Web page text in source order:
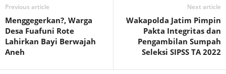
Previous article
Menggegerkan?, Warga
Desa Fuafuni Rote
Lahirkan Bayi Berwajah
Aneh
Next article
Wakapolda Jatim Pimpin
Pakta Integritas dan
Pengambilan Sumpah
Seleksi SIPSS TA 2022